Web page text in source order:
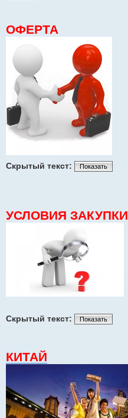
ОФЕРТА
Скрытый текст: Показать
УСЛОВИЯ ЗАКУПКИ
Скрытый текст: Показать
КИТАЙ